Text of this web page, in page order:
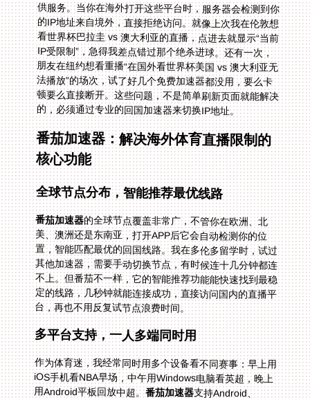
的，必须通过专业的回国加速器来切换IP地址。
番茄加速器：解决海外体育直播限制的
核心功能
全球节点分布，智能推荐最优线路
番茄加速器的全球节点覆盖非常广，不管你在欧洲、北
美、澳洲还是东南亚，打开APP后它会自动检测你的位
置，智能匹配最优的回国线路。我在多伦多留学时，试过
其他加速器，需要手动切换节点，有时候连十几分钟都连
不上。但番茄不一样，它的智能推荐功能能快速找到最稳
定的线路，几秒钟就能连接成功，直接访问国内的直播平
台，再也不用反复试节点浪费时间。
多平台支持，一人多端同时用
作为体育迷，我经常同时用多个设备看不同赛事：早上用
iOS手机看NBA早场，中午用Windows电脑看英超，晚上
用Android平板回放中超。番茄加速器支持Android、
iOS、Windows、mac全平台，而且一人多端可以同时使
用，不用额外付费。上次我和室友一起看欧冠，他用mac
看直播，我用手机看回放，两个设备连同一个账号，都能